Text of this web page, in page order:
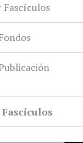
Fascículos